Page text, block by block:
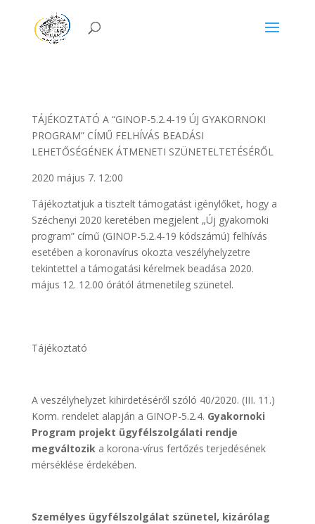
TÁJÉKOZTATÓ A “GINOP-5.2.4-19 ÚJ GYAKORNOKI
PROGRAM” CÍMŰ FELHÍVÁS BEADÁSI
LEHETŐSÉGÉNEK ÁTMENETI SZÜNETELTETÉSÉRŐL
2020 május 7. 12:00
Tájékoztatjuk a tisztelt támogatást igénylőket, hogy a
Széchenyi 2020 keretében megjelent „Új gyakornoki
program” című (GINOP-5.2.4-19 kódszámú) felhívás
esetében a koronavírus okozta veszélyhelyzetre
tekintettel a támogatási kérelmek beadása 2020.
május 12. 12.00 órától átmenetileg szünetel.
Tájékoztató
A veszélyhelyzet kihirdetéséről szóló 40/2020. (III. 11.)
Korm. rendelet alapján a GINOP-5.2.4. Gyakornoki
Program projekt ügyfélszolgálati rendje
megváltozik a korona-vírus fertőzés terjedésének
mérséklése érdekében.
Személyes ügyfélszolgálat szünetel, kizárólag